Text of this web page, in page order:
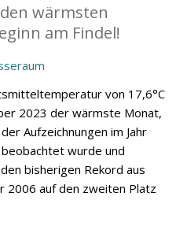
wärmsten
am Findel!
von 17,6°C
2023 der wärmste Monat,
Aufzeichnungen im Jahr
wurde und
bisherigen Rekord aus
2006 auf den zweiten Platz